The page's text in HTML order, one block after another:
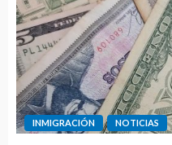
INMIGRACIÓN NOTICIAS